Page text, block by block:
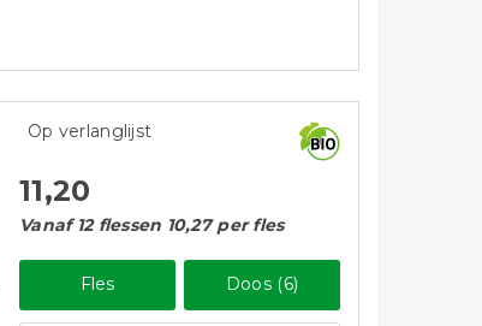
Op verlanglijst
11,20
Vanaf 12 flessen 10,27 per fles
Fles Doos (6)